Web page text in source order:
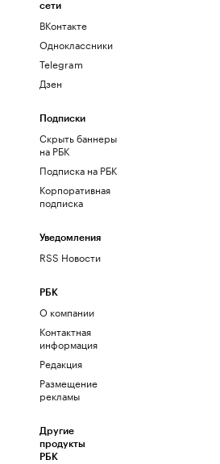
сети
ВКонтакте
Одноклассники
Telegram
Дзен
Подписки
Скрыть баннеры
на РБК
Подписка на РБК
Корпоративная
подписка
Уведомления
RSS Новости
РБК
О компании
Контактная
информация
Редакция
Размещение
рекламы
Другие
продукты
РБК